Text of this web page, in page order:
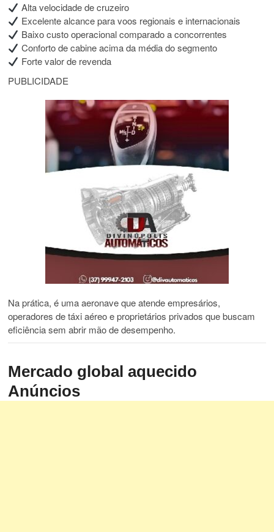
Alta velocidade de cruzeiro
Excelente alcance para voos regionais e internacionais
Baixo custo operacional comparado a concorrentes
Conforto de cabine acima da média do segmento
Forte valor de revenda
PUBLICIDADE
Na prática, é uma aeronave que atende empresários,
operadores de táxi aéreo e proprietários privados que buscam
eficiência sem abrir mão de desempenho.
Mercado global aquecido
Anúncios